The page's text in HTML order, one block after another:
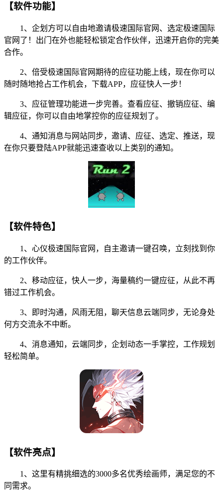
【软件功能】
1、企划方可以自由地邀请极速国际官网、选定极速国际
官网了！出门在外也能轻松锁定合作伙伴，迅速开启你的完美
合作。
2、倍受极速国际官网期待的应征功能上线，现在你可以
随时随地抢占工作机会，下载APP，应征快人一步！
3、应征管理功能进一步完善。查看应征、撤销应征、编
辑应征，你可以自由地掌控你的应征规划了。
4、通知消息与网站同步，邀请、应征、选定、推送，现
在你只要登陆APP就能迅速查收以上类别的通知。
【软件特色】
1、心仪极速国际官网，自主邀请一键召唤，立刻找到你
的工作伙伴。
2、移动应征，快人一步，海量稿约一键应征，从此不再
错过工作机会。
3、即时沟通，风雨无阻，聊天信息云端同步，无论身处
何方交流永不中断。
4、消息通知，云端同步，企划动态一手掌控，工作规划
轻松简单。
【软件亮点】
1、这里有精挑细选的3000多名优秀绘画师，满足您的不
同需求。